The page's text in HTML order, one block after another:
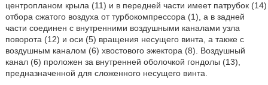
центропланом крыла (11) и в передней части имеет патрубок (14)
отбора сжатого воздуха от турбокомпрессора (1), а в задней
части соединен с внутренними воздушными каналами узла
поворота (12) и оси (5) вращения несущего винта, а также с
воздушным каналом (6) хвостового эжектора (8). Воздушный
канал (6) проложен за внутренней оболочкой гондолы (13),
предназначенной для сложенного несущего винта.